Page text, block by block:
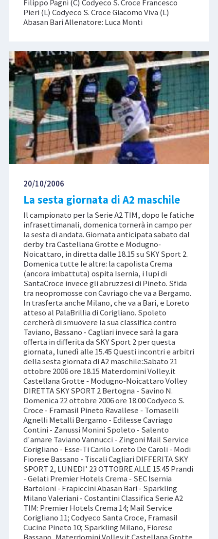
Filippo Pagni (C) Codyeco S. Croce Francesco
Pieri (L) Codyeco S. Croce Giacomo Viva (L)
Abasan Bari Allenatore: Luca Monti
20/10/2006
La sesta giornata di A2 maschile
Il campionato per la Serie A2 TIM, dopo le fatiche
infrasettimanali, domenica tornerà in campo per
la sesta di andata. Giornata anticipata sabato dal
derby tra Castellana Grotte e Modugno-
Noicattaro, in diretta dalle 18.15 su SKY Sport 2.
Domenica tutte le altre: la capolista Crema
(ancora imbattuta) ospita Isernia, i lupi di
SantaCroce invece gli abruzzesi di Pineto. Sfida
tra neopromosse con Cavriago che va a Bergamo.
In trasferta anche Milano, che va a Bari, e Loreto
atteso al PalaBrillia di Corigliano. Spoleto
cercherà di smuovere la sua classifica contro
Taviano, Bassano - Cagliari invece sarà la gara
offerta in differita da SKY Sport 2 per questa
giornata, lunedì alle 15.45 Questi incontri e arbitri
della sesta giornata di A2 maschile:Sabato 21
ottobre 2006 ore 18.15 Materdomini Volley.it
Castellana Grotte - Modugno-Noicattaro Volley
DIRETTA SKY SPORT 2 Bertogna - Savino N.
Domenica 22 ottobre 2006 ore 18.00 Codyeco S.
Croce - Framasil Pineto Ravallese - Tomaselli
Agnelli Metalli Bergamo - Edilesse Cavriago
Contini - Zanussi Monini Spoleto - Salento
d'amare Taviano Vannucci - Zingoni Mail Service
Corigliano - Esse-Ti Carilo Loreto De Caroli - Modi
Fiorese Bassano - Tiscali Cagliari DIFFERITA SKY
SPORT 2, LUNEDI' 23 OTTOBRE ALLE 15.45 Prandi
- Gelati Premier Hotels Crema - SEC Isernia
Bartoloni - Frapiccini Abasan Bari - Sparkling
Milano Valeriani - Costantini Classifica Serie A2
TIM: Premier Hotels Crema 14; Mail Service
Corigliano 11; Codyeco Santa Croce, Framasil
Cucine Pineto 10; Sparkling Milano, Fiorese